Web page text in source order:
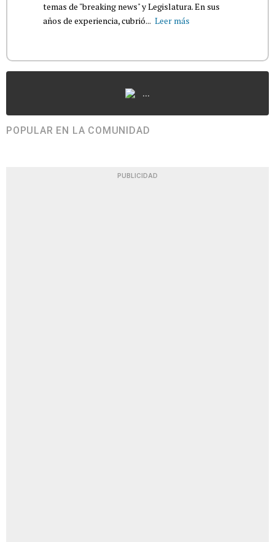
temas de "breaking news" y Legislatura. En sus
años de experiencia, cubrió... Leer más
...
POPULAR EN LA COMUNIDAD
PUBLICIDAD